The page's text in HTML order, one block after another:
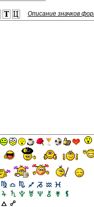
Описание значков